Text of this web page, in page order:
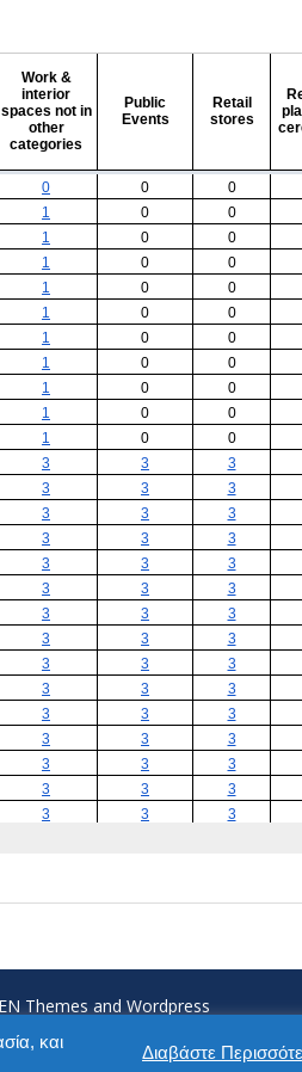
Themes and Wordpress
και
Διαβάστε